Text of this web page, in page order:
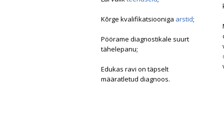
Kõrge kvalifikatsiooniga arstid;
Pöörame diagnostikale suurt
tähelepanu;
Edukas ravi on täpselt
määratletud diagnoos.